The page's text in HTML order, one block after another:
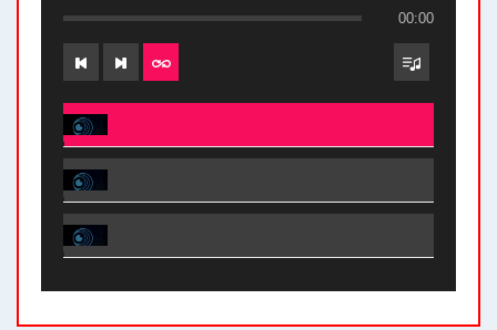
00:00
El Bucle News en Radio Gráfica. Bloque 2 . 28.04.24 - Jorge Gres
El Bucle News en Radio Gráfica. Bloque 1 . 28.04.24 - Jorge Gres
El Bucle News en Radio Gráfica. Bloque 2 . 21.04.24 - Jorge Gres